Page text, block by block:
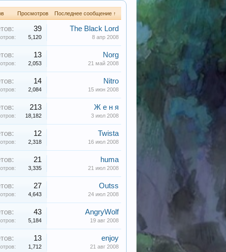
Просмотров Последнее сообщение ↑
39
5,120
The Black Lord
8 апр 2008
13
2,053
Norg
21 май 2008
14
2,084
Nitro
15 июн 2008
213
18,182
Ж е н я
3 июл 2008
12
2,318
Twista
16 июл 2008
21
3,335
huma
21 июл 2008
27
4,643
Outss
24 июл 2008
43
5,184
AngryWolf
19 авг 2008
13
1,712
enjoy
21 авг 2008